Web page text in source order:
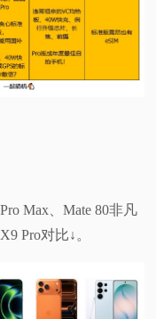
Max、Mate 80非凡
Pro对比↓。